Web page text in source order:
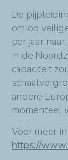
De
om op
per jaar
in de
capaciteit
andere
momenteel
Voor meer
https://